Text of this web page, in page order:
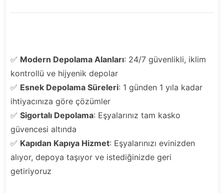
✅ Modern Depolama Alanları: 24/7 güvenlikli, iklim
kontrollü ve hijyenik depolar
✅ Esnek Depolama Süreleri: 1 günden 1 yıla kadar
ihtiyacınıza göre çözümler
✅ Sigortalı Depolama: Eşyalarınız tam kasko
güvencesi altında
✅ Kapıdan Kapıya Hizmet: Eşyalarınızı evinizden
alıyor, depoya taşıyor ve istediğinizde geri
getiriyoruz